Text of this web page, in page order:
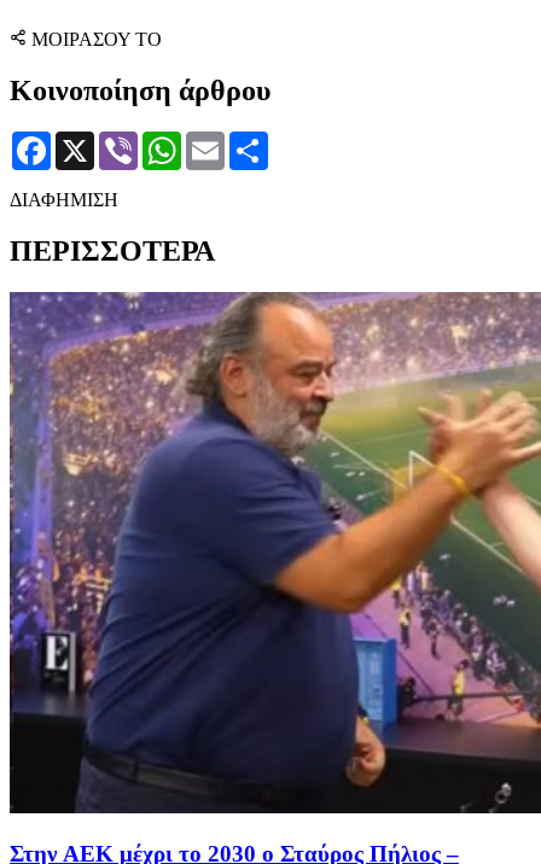
ΜΟΙΡΑΣΟΥ ΤΟ
Κοινοποίηση άρθρου
Facebook
X Viber WhatsApp
Email
ΔΙΑΦΗΜΙΣΗ
ΠΕΡΙΣΣΟΤΕΡΑ
Στην AEK μέχρι το 2030 ο Σταύρος Πήλιος –